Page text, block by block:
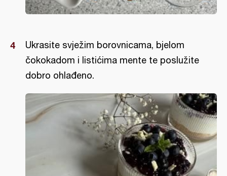
Ukrasite svježim borovnicama, bjelom
čokokadom i listićima mente te poslužite
dobro ohlađeno.